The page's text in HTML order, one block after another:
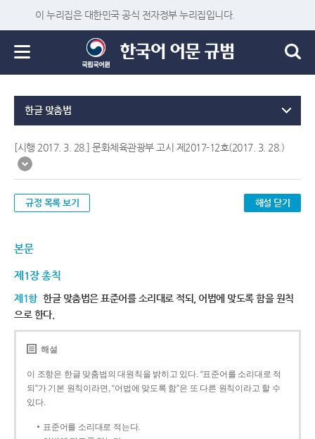
이 누리집은 대한민국 공식 전자정부 누리집입니다.
한글 맞춤법
[시행 2017. 3. 28.] 문화체육관광부 고시 제2017-12호(2017. 3. 28.)
규정 목록 보기 해설 닫기
본문
제1장 총칙
제1항 한글 맞춤법은 표준어를 소리대로 적되, 어법에 맞도록 함을 원칙
으로 한다.
해설
이 조항은 한글 맞춤법의 대원칙을 밝히고 있다. “표준어를 소리대로 적
되”가 기본 원칙이라면, “어법에 맞도록 함”은 또 다른 원칙이라고 할 수
있다.
표준어를 소리대로 적는다.